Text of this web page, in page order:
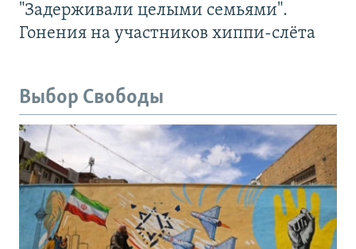
"Задерживали целыми семьями".
Гонения на участников хиппи-слёта
Выбор Свободы